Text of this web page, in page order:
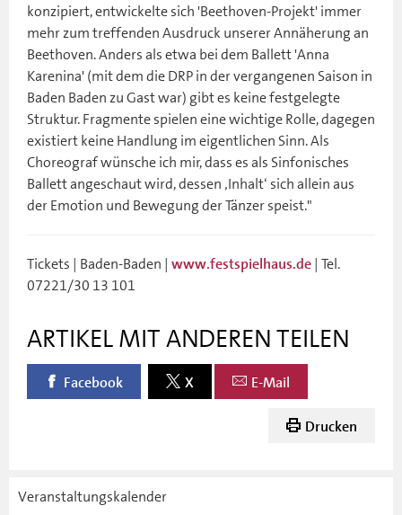
konzipiert, entwickelte sich 'Beethoven-Projekt' immer
mehr zum treffenden Ausdruck unserer Annäherung an
Beethoven. Anders als etwa bei dem Ballett 'Anna
Karenina' (mit dem die DRP in der vergangenen Saison in
Baden Baden zu Gast war) gibt es keine festgelegte
Struktur. Fragmente spielen eine wichtige Rolle, dagegen
existiert keine Handlung im eigentlichen Sinn. Als
Choreograf wünsche ich mir, dass es als Sinfonisches
Ballett angeschaut wird, dessen ‚Inhalt‘ sich allein aus
der Emotion und Bewegung der Tänzer speist."
Tickets | Baden-Baden | www.festspielhaus.de | Tel.
07221/30 13 101
ARTIKEL MIT ANDEREN TEILEN
Facebook X E-Mail
Drucken
Veranstaltungskalender